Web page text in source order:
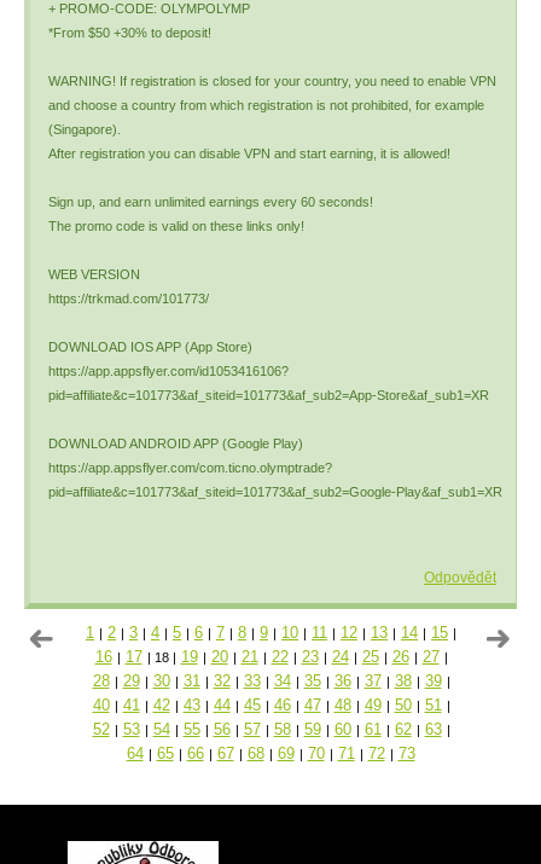
+ PROMO-CODE: OLYMPOLYMP
*From $50 +30% to deposit!
WARNING! If registration is closed for your country, you need to enable VPN
and choose a country from which registration is not prohibited, for example
(Singapore).
After registration you can disable VPN and start earning, it is allowed!
Sign up, and earn unlimited earnings every 60 seconds!
The promo code is valid on these links only!
WEB VERSION
https://trkmad.com/101773/
DOWNLOAD IOS APP (App Store)
https://app.appsflyer.com/id1053416106?
pid=affiliate&c=101773&af_siteid=101773&af_sub2=App-Store&af_sub1=XR
DOWNLOAD ANDROID APP (Google Play)
https://app.appsflyer.com/com.ticno.olymptrade?
pid=affiliate&c=101773&af_siteid=101773&af_sub2=Google-Play&af_sub1=XR
Odpovědět
1 | 2 | 3 | 4 | 5 | 6 | 7 | 8 | 9 | 10 | 11 | 12 | 13 | 14 | 15 |
16 | 17 | 18 | 19 | 20 | 21 | 22 | 23 | 24 | 25 | 26 | 27 |
28 | 29 | 30 | 31 | 32 | 33 | 34 | 35 | 36 | 37 | 38 | 39 |
40 | 41 | 42 | 43 | 44 | 45 | 46 | 47 | 48 | 49 | 50 | 51 |
52 | 53 | 54 | 55 | 56 | 57 | 58 | 59 | 60 | 61 | 62 | 63 |
64 | 65 | 66 | 67 | 68 | 69 | 70 | 71 | 72 | 73